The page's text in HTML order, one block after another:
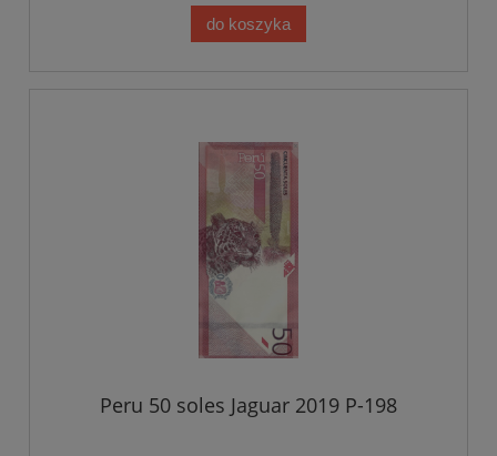
do koszyka
Peru 50 soles Jaguar 2019 P-198